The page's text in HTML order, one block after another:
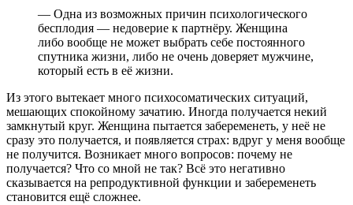
— Одна из возможных причин психологического
бесплодия — недоверие к партнёру. Женщина
либо вообще не может выбрать себе постоянного
спутника жизни, либо не очень доверяет мужчине,
который есть в её жизни.
Из этого вытекает много психосоматических ситуаций,
мешающих спокойному зачатию. Иногда получается некий
замкнутый круг. Женщина пытается забеременеть, у неё не
сразу это получается, и появляется страх: вдруг у меня вообще
не получится. Возникает много вопросов: почему не
получается? Что со мной не так? Всё это негативно
сказывается на репродуктивной функции и забеременеть
становится ещё сложнее.